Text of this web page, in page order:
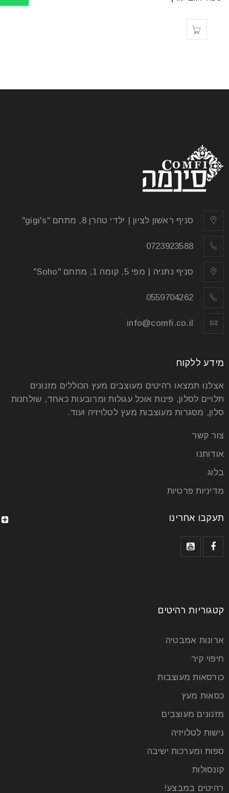
סניף ראשון לציון | ילדי טהרן 8, מתחם "gigi's"
0723923588
סניף נתניה | מפי 5, קומה 1, מתחם "Soho"
0559704262
info@comfi.co.il
מידע ללקוח
אצלנו תמצאו רהיטים מעוצבים מעץ הכוללים מזנונים
תלויים לסלון, פינות אוכל עגולות ומרובעות כאחד, שולחנות
סלון, מסגרות מעוצבות מעץ לטלויזיה ועוד.
צור קשר
אודותנו
בלוג
מדיניות פרטיות
תעקבו אחרינו
קטגוריות רהיטים
ארונות אמבטיה
חיפוי קיר
כורסאות מעוצבות
כסאות מעץ
מזנונים מעוצבים
נישות לטלויזיה
ספות ומערכות ישיבה
קונסולות
רהיטים במבצע!